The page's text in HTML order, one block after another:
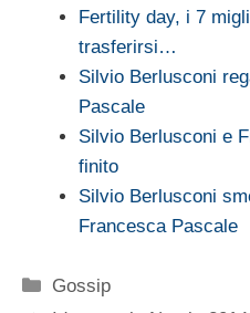
Fertility day, i 7
trasferirsi…
Silvio Berlusconi
Pascale
Silvio Berlusconi e
finito
Silvio Berlusconi
Francesca Pascale
Categorie
Gossip